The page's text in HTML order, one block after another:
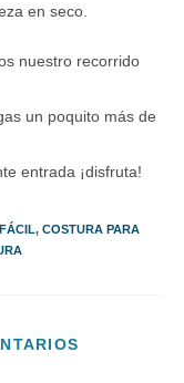
en seco.
nuestro recorrido
un poquito más de
entrada ¡disfruta!
, COSTURA PARA